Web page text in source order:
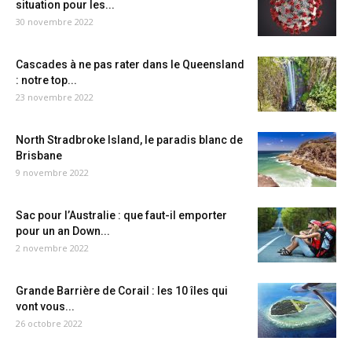
situation pour les...
30 novembre 2022
Cascades à ne pas rater dans le Queensland
: notre top...
23 novembre 2022
North Stradbroke Island, le paradis blanc de
Brisbane
9 novembre 2022
Sac pour l’Australie : que faut-il emporter
pour un an Down...
2 novembre 2022
Grande Barrière de Corail : les 10 îles qui
vont vous...
26 octobre 2022